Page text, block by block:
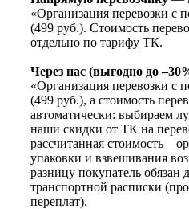
«Организация перевозки с
(499 руб.). Стоимость
отдельно по тарифу ТК.
Через нас (выгодно до
«Организация перевозки с
(499 руб.), а стоимость
автоматически: выбираем
наши скидки от ТК на
рассчитанная стоимость –
упаковки и взвешивания
разницу покупатель обязан
транспортной расписки
переплат).